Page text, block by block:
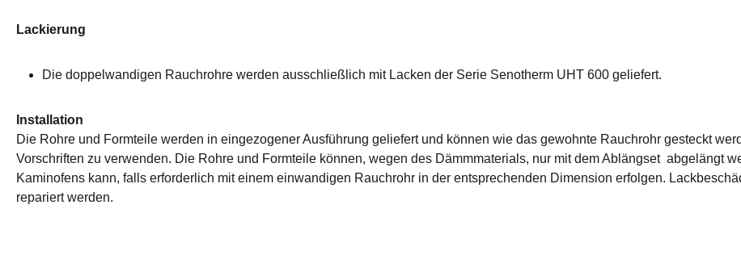
Lackierung
Die doppelwandigen Rauchrohre werden ausschließlich mit Lacken der Serie Senotherm UHT 600 geliefert.
Installation
Die Rohre und Formteile werden in eingezogener Ausführung geliefert und können wie das gewohnte Rauchrohr gesteckt
Vorschriften zu verwenden. Die Rohre und Formteile können, wegen des Dämmmaterials, nur mit dem Ablängset abgelängt
Kaminofens kann, falls erforderlich mit einem einwandigen Rauchrohr in der entsprechenden Dimension erfolgen.
repariert werden.